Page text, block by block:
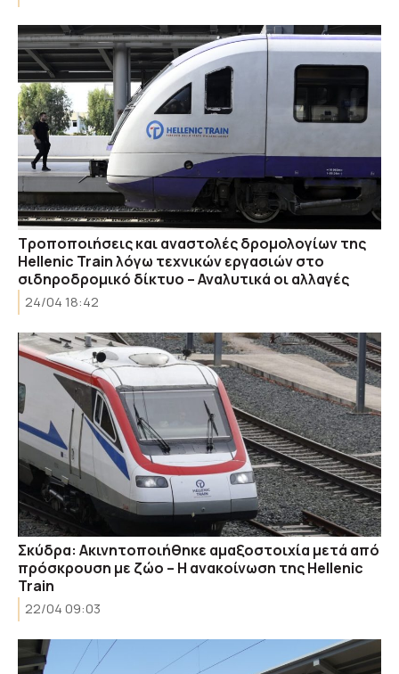
Τροποποιήσεις και αναστολές δρομολογίων της
Hellenic Train λόγω τεχνικών εργασιών στο
σιδηροδρομικό δίκτυο – Αναλυτικά οι αλλαγές
24/04 18:42
Σκύδρα: Ακινητοποιήθηκε αμαξοστοιχία μετά από
πρόσκρουση με ζώο – Η ανακοίνωση της Hellenic
Train
22/04 09:03